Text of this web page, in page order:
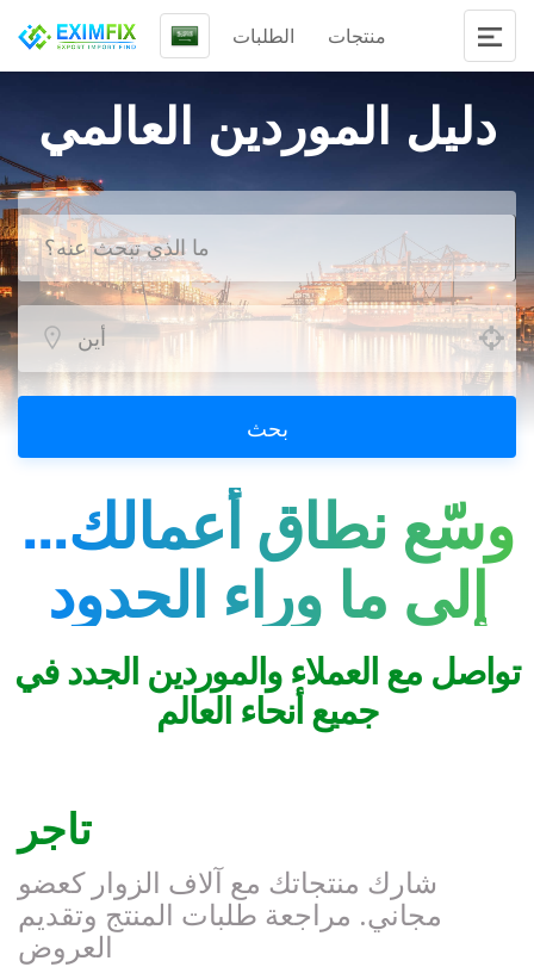
الطلبات منتجات
دليل الموردين العالمي
بحث
...وسّع نطاق أعمالك
إلى ما وراء الحدود
تواصل مع العملاء والموردين الجدد في
جميع أنحاء العالم
تاجر
شارك منتجاتك مع آلاف الزوار كعضو
مجاني. مراجعة طلبات المنتج وتقديم
العروض